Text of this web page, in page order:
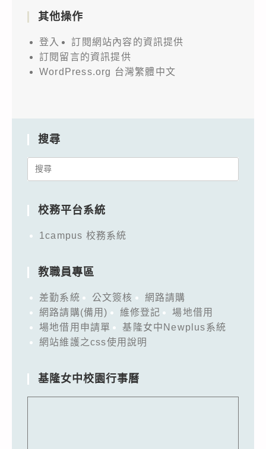
其他操作
登入
訂閱網站內容的資訊提供
訂閱留言的資訊提供
WordPress.org 台灣繁體中文
搜尋
Search
校務平台系統
1campus 校務系統
教職員專區
差勤系統 公文簽核
網路請購
網路請購(備用)
維修登記
場地借用
場地借用申請單
基隆女中Newplus系統
網站維護之css使用說明
基隆女中校園行事曆